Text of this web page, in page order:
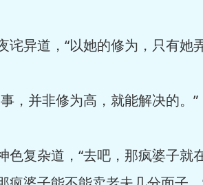
异道，“以她的修为，只有她
并非修为高，就能解决的。”
复杂道，“去吧，那疯婆子就